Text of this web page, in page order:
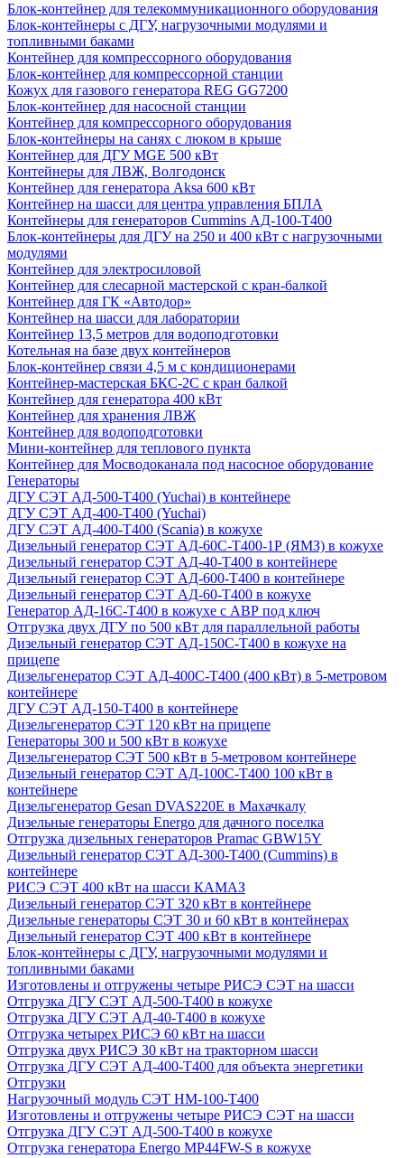
Блок-контейнер для телекоммуникационного оборудования
Блок-контейнеры с ДГУ, нагрузочными модулями и
топливными баками
Контейнер для компрессорного оборудования
Блок-контейнер для компрессорной станции
Кожух для газового генератора REG GG7200
Блок-контейнер для насосной станции
Контейнер для компрессорного оборудования
Блок-контейнеры на санях с люком в крыше
Контейнер для ДГУ MGE 500 кВт
Контейнеры для ЛВЖ, Волгодонск
Контейнер для генератора Aksa 600 кВт
Контейнер на шасси для центра управления БПЛА
Контейнеры для генераторов Cummins АД-100-Т400
Блок-контейнеры для ДГУ на 250 и 400 кВт с нагрузочными
модулями
Контейнер для электросиловой
Контейнер для слесарной мастерской с кран-балкой
Контейнер для ГК «Автодор»
Контейнер на шасси для лаборатории
Контейнер 13,5 метров для водоподготовки
Котельная на базе двух контейнеров
Блок-контейнер связи 4,5 м с кондиционерами
Контейнер-мастерская БКС-2С с кран балкой
Контейнер для генератора 400 кВт
Контейнер для хранения ЛВЖ
Контейнер для водоподготовки
Мини-контейнер для теплового пункта
Контейнер для Мосводоканала под насосное оборудование
Генераторы
ДГУ СЭТ АД-500-Т400 (Yuchai) в контейнере
ДГУ СЭТ АД-400-Т400 (Yuchai)
ДГУ СЭТ АД-400-Т400 (Scania) в кожухе
Дизельный генератор СЭТ АД-60С-Т400-1Р (ЯМЗ) в кожухе
Дизельный генератор СЭТ АД-40-Т400 в контейнере
Дизельный генератор СЭТ АД-600-Т400 в контейнере
Дизельный генератор СЭТ АД-60-Т400 в кожухе
Генератор АД-16С-Т400 в кожухе с АВР под ключ
Отгрузка двух ДГУ по 500 кВт для параллельной работы
Дизельный генератор СЭТ АД-150С-Т400 в кожухе на
прицепе
Дизельгенератор СЭТ АД-400С-Т400 (400 кВт) в 5-метровом
контейнере
ДГУ СЭТ АД-150-Т400 в контейнере
Дизельгенератор СЭТ 120 кВт на прицепе
Генераторы 300 и 500 кВт в кожухе
Дизельгенератор СЭТ 500 кВт в 5-метровом контейнере
Дизельный генератор СЭТ АД-100С-Т400 100 кВт в
контейнере
Дизельгенератор Gesan DVAS220E в Махачкалу
Дизельные генераторы Energo для дачного поселка
Отгрузка дизельных генераторов Pramac GВW15Y
Дизельный генератор СЭТ АД-300-Т400 (Cummins) в
контейнере
РИСЭ СЭТ 400 кВт на шасси КАМАЗ
Дизельный генератор СЭТ 320 кВт в контейнере
Дизельные генераторы СЭТ 30 и 60 кВт в контейнерах
Дизельный генератор СЭТ 400 кВт в контейнере
Блок-контейнеры с ДГУ, нагрузочными модулями и
топливными баками
Изготовлены и отгружены четыре РИСЭ СЭТ на шасси
Отгрузка ДГУ СЭТ АД-500-Т400 в кожухе
Отгрузка ДГУ СЭТ АД-40-Т400 в кожухе
Отгрузка четырех РИСЭ 60 кВт на шасси
Отгрузка двух РИСЭ 30 кВт на тракторном шасси
Отгрузка ДГУ СЭТ АД-400-Т400 для объекта энергетики
Отгрузки
Нагрузочный модуль СЭТ НМ-100-Т400
Изготовлены и отгружены четыре РИСЭ СЭТ на шасси
Отгрузка ДГУ СЭТ АД-500-Т400 в кожухе
Отгрузка генератора Energo MP44FW-S в кожухе